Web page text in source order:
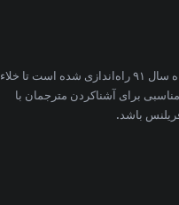
وبگاه مترجم شدن با الهام از کتابی به همین نام در مرداد ماه سال ۹۱ راه‌اندازی شده است تا خلاء
برای آشناکردن مترجمان با
باشد.